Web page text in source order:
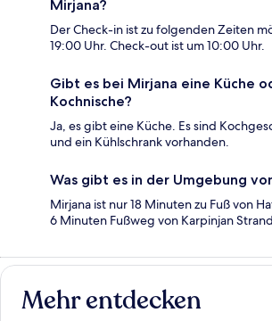
Mirjana?
Der Check-in ist zu folgenden Zeiten
19:00 Uhr. Check-out ist um 10:00 Uhr.
Gibt es bei Mirjana eine Küche
Kochnische?
Ja, es gibt eine Küche. Es sind
und ein Kühlschrank vorhanden.
Was gibt es in der Umgebung
Mirjana ist nur 18 Minuten zu Fuß von
6 Minuten Fußweg von Karpinjan
Mehr entdecken